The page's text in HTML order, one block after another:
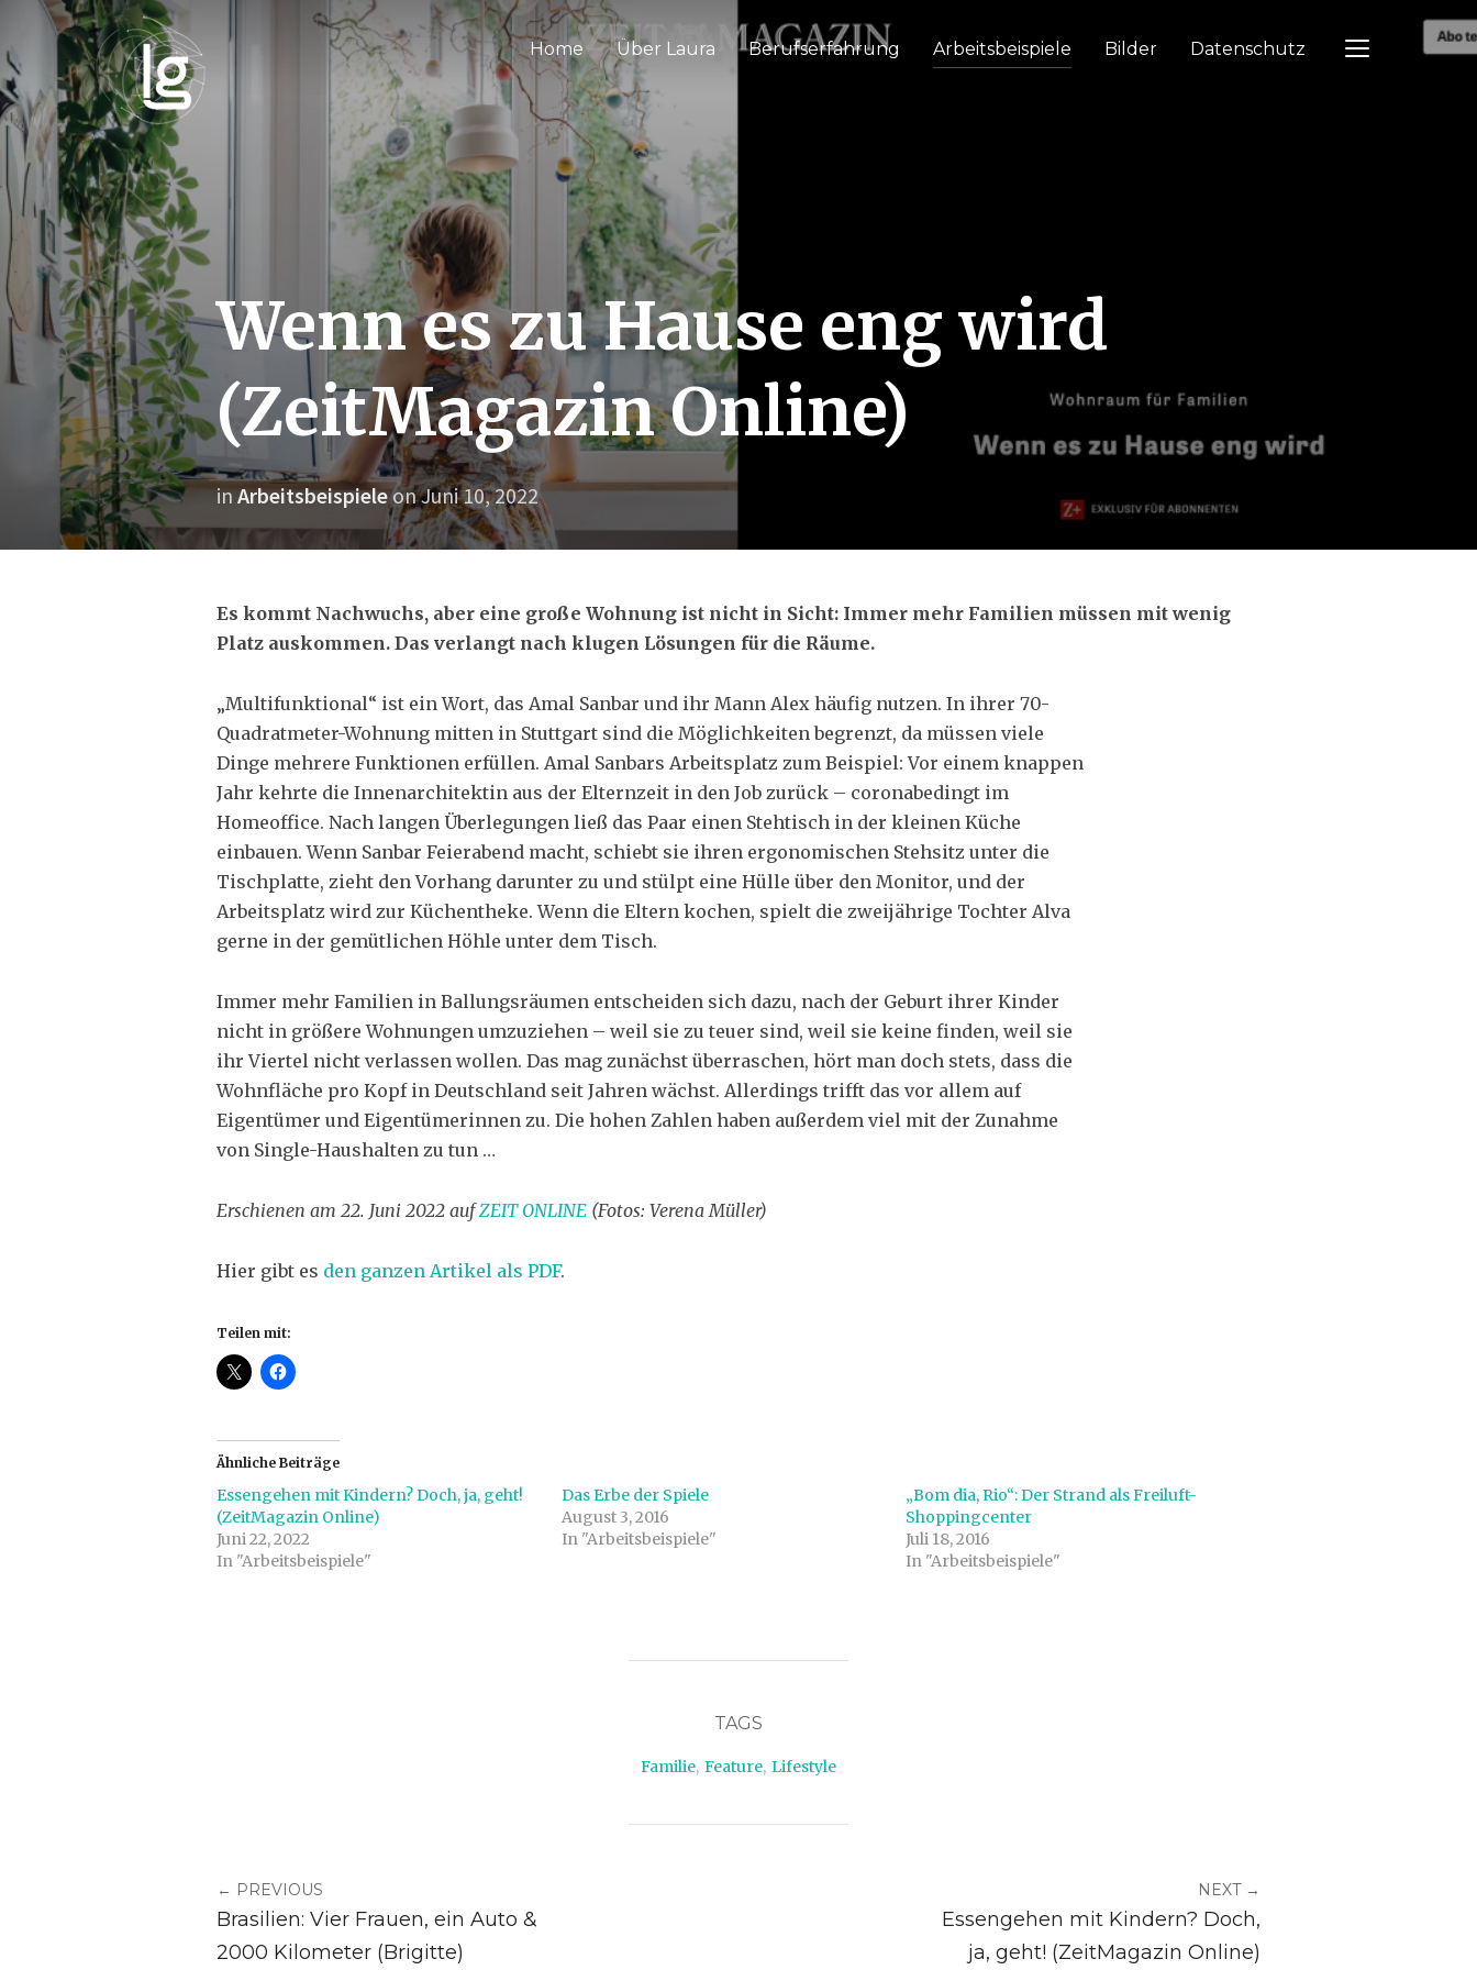
TOGGLE
Home Über Laura Berufserfahrung Arbeitsbeispiele Bilder Datenschutz
Wenn es zu Hause eng wird
(ZeitMagazin Online)
inArbeitsbeispieleonJuni 10, 2022
Es kommt Nachwuchs, aber eine große Wohnung ist nicht in Sicht: Immer mehr Familien müssen mit wenig
Platz auskommen. Das verlangt nach klugen Lösungen für die Räume.
„Multifunktional“ ist ein Wort, das Amal Sanbar und ihr Mann Alex häufig nutzen. In ihrer 70-
Quadratmeter-Wohnung mitten in Stuttgart sind die Möglichkeiten begrenzt, da müssen viele
Dinge mehrere Funktionen erfüllen. Amal Sanbars Arbeitsplatz zum Beispiel: Vor einem knappen
Jahr kehrte die Innenarchitektin aus der Elternzeit in den Job zurück – coronabedingt im
Homeoffice. Nach langen Überlegungen ließ das Paar einen Stehtisch in der kleinen Küche
einbauen. Wenn Sanbar Feierabend macht, schiebt sie ihren ergonomischen Stehsitz unter die
Tischplatte, zieht den Vorhang darunter zu und stülpt eine Hülle über den Monitor, und der
Arbeitsplatz wird zur Küchentheke. Wenn die Eltern kochen, spielt die zweijährige Tochter Alva
gerne in der gemütlichen Höhle unter dem Tisch.
Immer mehr Familien in Ballungsräumen entscheiden sich dazu, nach der Geburt ihrer Kinder
nicht in größere Wohnungen umzuziehen – weil sie zu teuer sind, weil sie keine finden, weil sie
ihr Viertel nicht verlassen wollen. Das mag zunächst überraschen, hört man doch stets, dass die
Wohnfläche pro Kopf in Deutschland seit Jahren wächst. Allerdings trifft das vor allem auf
Eigentümer und Eigentümerinnen zu. Die hohen Zahlen haben außerdem viel mit der Zunahme
von Single-Haushalten zu tun …
Erschienen am 22. Juni 2022 aufZEIT ONLINE (Fotos: Verena Müller)
Hier gibt es den ganzen Artikel als PDF.
Teilen mit:
Ähnliche Beiträge
Essengehen mit Kindern? Doch, ja, geht!
(ZeitMagazin Online)
Juni 22, 2022
In "Arbeitsbeispiele"
Das Erbe der Spiele
August 3, 2016
In "Arbeitsbeispiele"
„Bom dia, Rio“: Der Strand als Freiluft-
Shoppingcenter
Juli 18, 2016
In "Arbeitsbeispiele"
TAGS
Familie, Feature, Lifestyle
← PREVIOUS
Brasilien: Vier Frauen, ein Auto &
2000 Kilometer (Brigitte)
NEXT →
Essengehen mit Kindern? Doch,
ja, geht! (ZeitMagazin Online)